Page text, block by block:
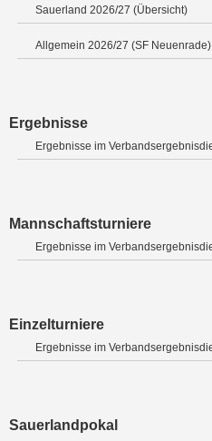
Sauerland 2026/27 (Übersicht)
Allgemein 2026/27 (SF Neuenrade)
Ergebnisse
Ergebnisse im
Mannschaftsturniere
Ergebnisse im
Einzelturniere
Ergebnisse im
Sauerlandpokal